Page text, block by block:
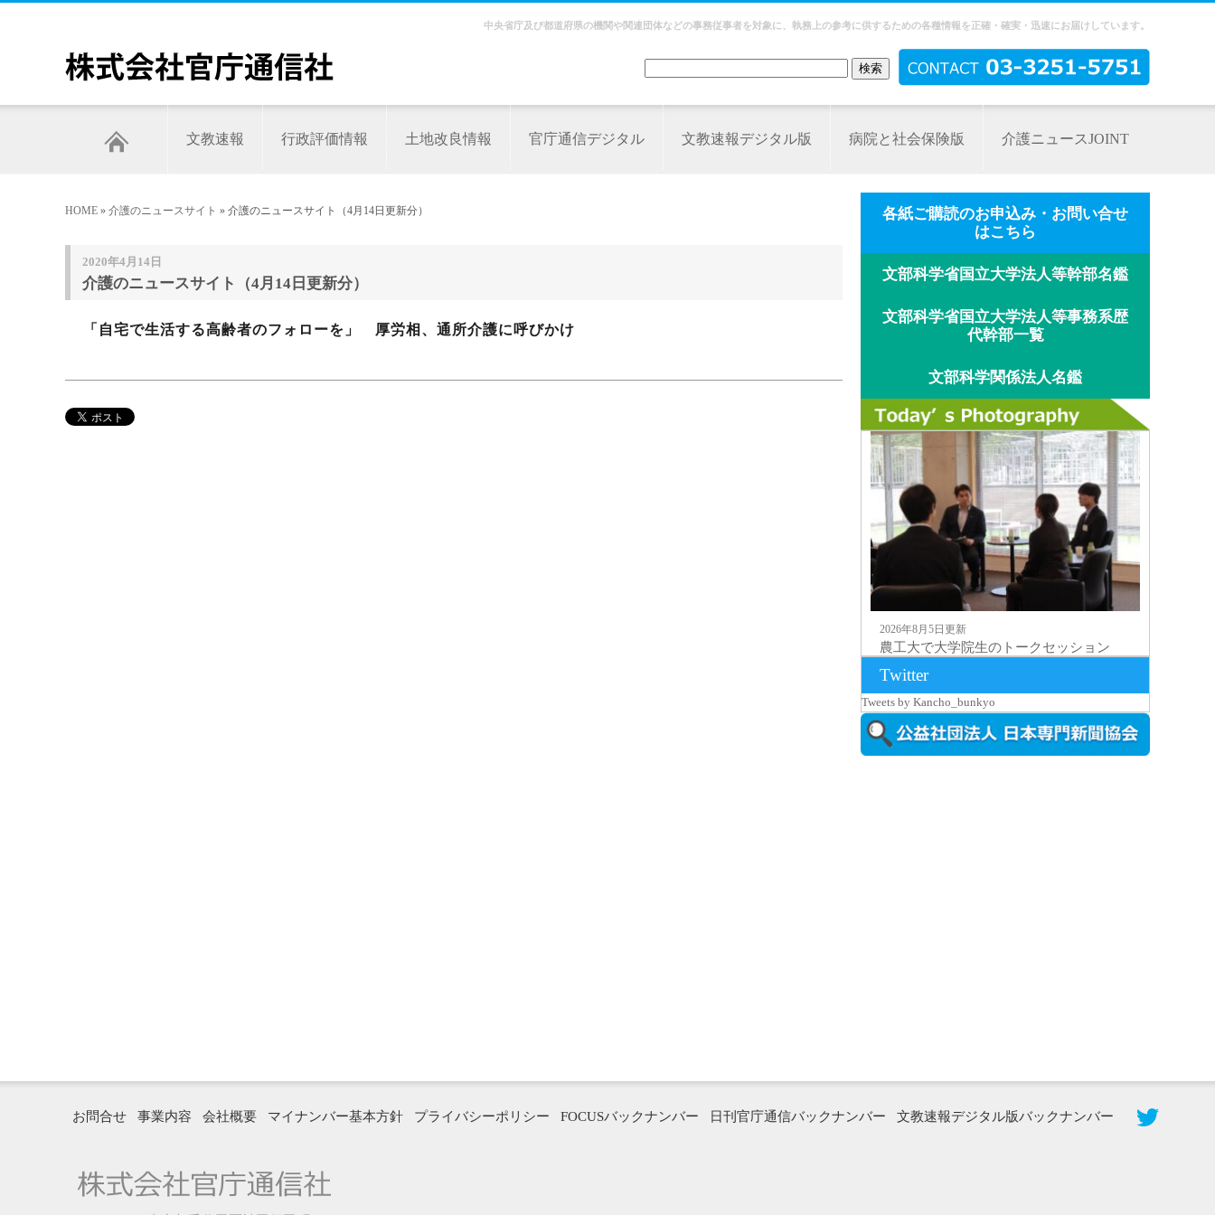
中央省庁及び都道府県の機関や関連団体などの事務従事者を対象に、執務上の参考に供するための各種情報を正確・確実・迅速にお届けしています。
文教速報 行政評価情報 土地改良情報 官庁通信デジタル 文教速報デジタル版 病院と社会保険版 介護ニュースJOINT
HOME » 介護のニュースサイト » 介護のニュースサイト（4月14日更新分）
2020年4月14日
介護のニュースサイト（4月14日更新分）
「自宅で生活する高齢者のフォローを」 厚労相、通所介護に呼びかけ
各紙ご購読のお申込み・お問い合せ
はこちら
文部科学省国立大学法人等幹部名鑑
文部科学省国立大学法人等事務系歴
代幹部一覧
文部科学関係法人名鑑
2026年8月5日更新
農工大で大学院生のトークセッション
Twitter
Tweets by Kancho_bunkyo
お問合せ 事業内容 会社概要 マイナンバー基本方針 プライバシーポリシー FOCUSバックナンバー 日刊官庁通信バックナンバー 文教速報デジタル版バックナンバー